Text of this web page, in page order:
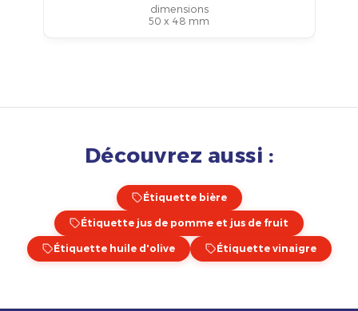
dimensions
50 x 48 mm
Découvrez aussi :
Étiquette bière
Étiquette jus de pomme et jus de fruit
Étiquette huile d'olive Étiquette vinaigre